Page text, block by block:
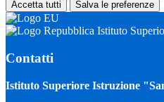
Accetta tutti Salva le preferenze
Istituto
Contatti
Istituto Superiore Istruzione